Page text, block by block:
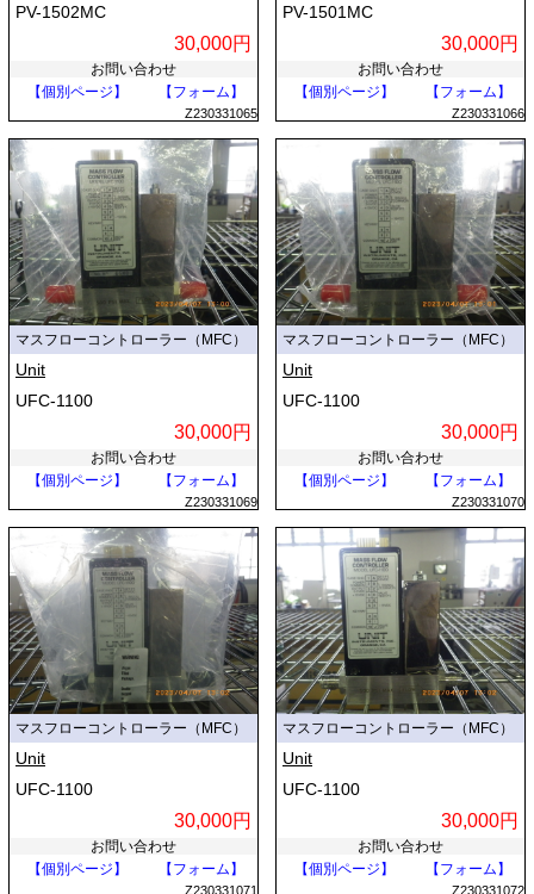
PV-1502MC
30,000円
お問い合わせ
【個別ページ】
【フォーム】
Z230331065
PV-1501MC
30,000円
お問い合わせ
【個別ページ】
【フォーム】
Z230331066
マスフローコントローラー（MFC）
Unit
UFC-1100
30,000円
お問い合わせ
【個別ページ】
【フォーム】
Z230331069
マスフローコントローラー（MFC）
Unit
UFC-1100
30,000円
お問い合わせ
【個別ページ】
【フォーム】
Z230331070
マスフローコントローラー（MFC）
Unit
UFC-1100
30,000円
お問い合わせ
【個別ページ】
【フォーム】
Z230331071
マスフローコントローラー（MFC）
Unit
UFC-1100
30,000円
お問い合わせ
【個別ページ】
【フォーム】
Z230331072